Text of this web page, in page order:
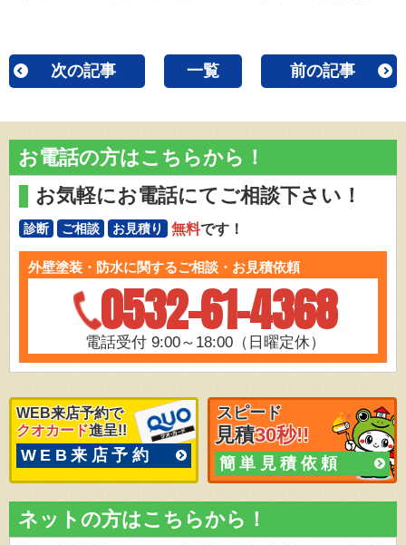
次の記事 一覧 前の記事
お電話の方はこちらから！
お気軽にお電話にてご相談下さい！
診断 ご相談 お見積り 無料です！
外壁塗装・防水に関するご相談・お見積依頼
0532-61-4368
電話受付 9:00～18:00（日曜定休）
WEB来店予約で
クオカード進呈!!
WEB来店予約
スピード
見積30秒!!
簡単見積依頼
ネットの方はこちらから！